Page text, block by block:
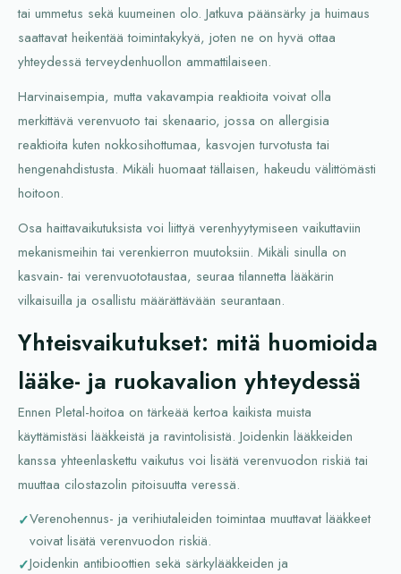
tai ummetus sekä kuumeinen olo. Jatkuva päänsärky ja huimaus
saattavat heikentää toimintakykyä, joten ne on hyvä ottaa
yhteydessä terveydenhuollon ammattilaiseen.
Harvinaisempia, mutta vakavampia reaktioita voivat olla
merkittävä verenvuoto tai skenaario, jossa on allergisia
reaktioita kuten nokkosihottumaa, kasvojen turvotusta tai
hengenahdistusta. Mikäli huomaat tällaisen, hakeudu välittömästi
hoitoon.
Osa haittavaikutuksista voi liittyä verenhyytymiseen vaikuttaviin
mekanismeihin tai verenkierron muutoksiin. Mikäli sinulla on
kasvain- tai verenvuototaustaa, seuraa tilannetta lääkärin
vilkaisuilla ja osallistu määrättävään seurantaan.
Yhteisvaikutukset: mitä huomioida
lääke- ja ruokavalion yhteydessä
Ennen Pletal-hoitoa on tärkeää kertoa kaikista muista
käyttämistäsi lääkkeistä ja ravintolisistä. Joidenkin lääkkeiden
kanssa yhteenlaskettu vaikutus voi lisätä verenvuodon riskiä tai
muuttaa cilostazolin pitoisuutta veressä.
Verenohennus- ja verihiutaleiden toimintaa muuttavat lääkkeet
voivat lisätä verenvuodon riskiä.
Joidenkin antibioottien sekä särkylääkkeiden ja